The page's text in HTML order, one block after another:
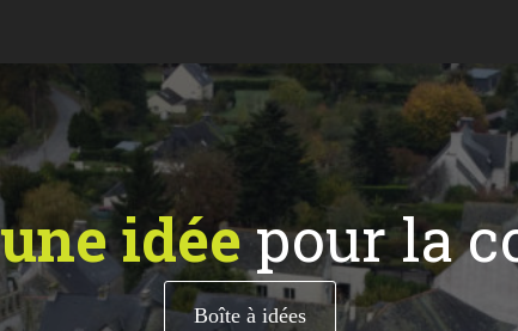
une idéepour la
Boîte à idées